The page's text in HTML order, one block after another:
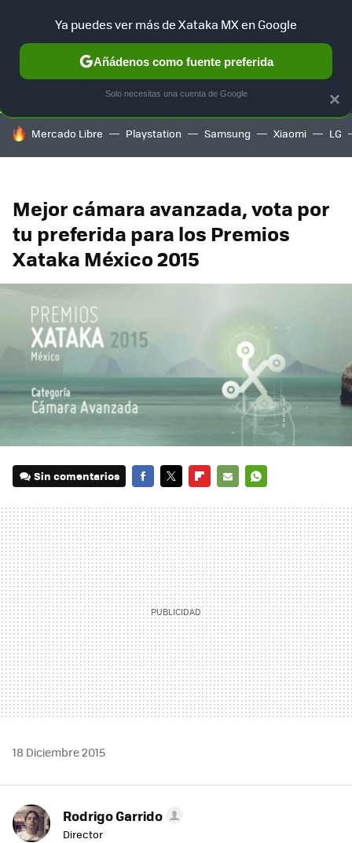
SELECCIÓN GAMING HOME AUTO TERRITORIO
HOY SE HABLA DE
Mercado Libre Playstation Samsung Xiaomi LG
Mejor cámara avanzada, vota por
tu preferida para los Premios
Xataka México 2015
Sin comentarios
MAIL
18 Diciembre 2015
Rodrigo Garrido
Director
×
Ya puedes ver más de Xataka MX en Google
Añádenos como fuente preferida
Solo necesitas una cuenta de Google